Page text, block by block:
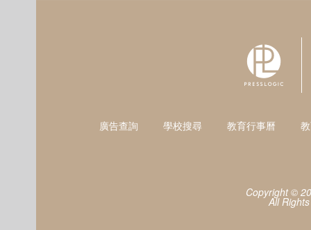
廣告查詢 學校搜尋 教育行事曆
Copyright ©
All